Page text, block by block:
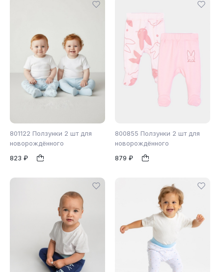
801122 Ползунки 2 шт для
новорождённого
823 ₽
800855 Ползунки 2 шт для
новорождённого
879 ₽
56 62